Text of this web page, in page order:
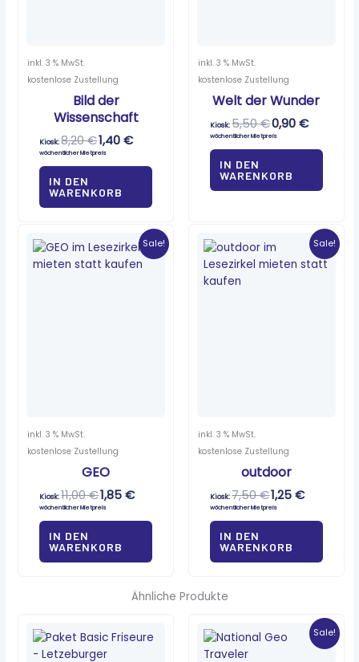
inkl. 3 % MwSt.
kostenlose Zustellung
Bild der
Wissenschaft
Kiosk:8,20€1,40€
wöchentlicher Mietpreis
IN DEN
WARENKORB
inkl. 3 % MwSt.
kostenlose Zustellung
Welt der Wunder
Kiosk:5,50€0,90€
wöchentlicher Mietpreis
IN DEN
WARENKORB
Sale!
inkl. 3 % MwSt.
kostenlose Zustellung
GEO
Kiosk:11,00€
Ursprünglicher
war:
11,00 €
1,85€
Aktueller
Preis
ist:
1,85 €.
wöchentlicher Mietpreis
IN DEN
WARENKORB
Sale!
inkl. 3 % MwSt.
kostenlose Zustellung
outdoor
Kiosk:7,50€
Ursprünglicher
war:
7,50 €
1,25€
Aktueller
Preis
ist:
1,25 €.
wöchentlicher Mietpreis
IN DEN
WARENKORB
Ähnliche Produkte
Sale!
Ursprünglicher
war:
7,80 €
Aktueller
Preis
ist:
0,65 €.